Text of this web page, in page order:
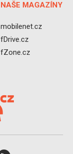
NAŠE MAGAZÍNY
mobilenet.cz
fDrive.cz
fZone.cz